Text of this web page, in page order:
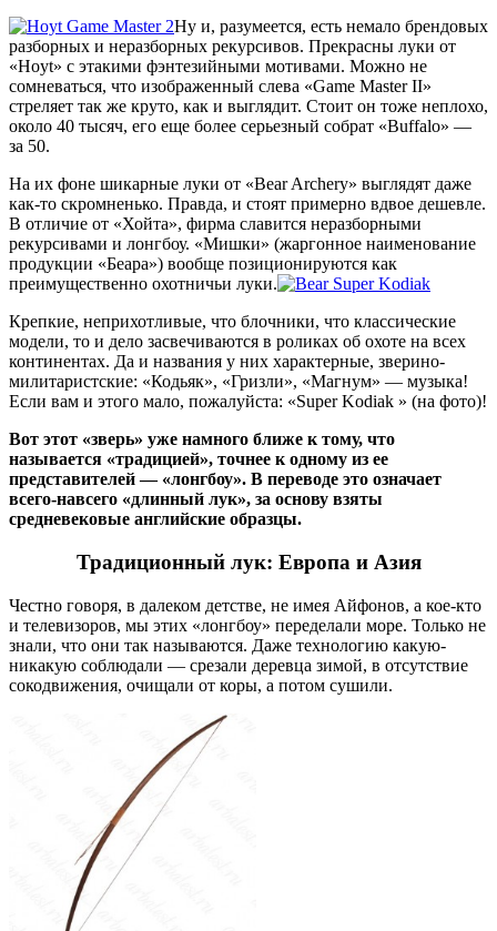
Ну и, разумеется, есть немало брендовых
разборных и неразборных рекурсивов. Прекрасны луки от
«Hoyt» с этакими фэнтезийными мотивами. Можно не
сомневаться, что изображенный слева «Game Master II»
стреляет так же круто, как и выглядит. Стоит он тоже неплохо,
около 40 тысяч, его еще более серьезный собрат «Buffalo» —
за 50.
На их фоне шикарные луки от «Bear Archery» выглядят даже
как-то скромненько. Правда, и стоят примерно вдвое дешевле.
В отличие от «Хойта», фирма славится неразборными
рекурсивами и лонгбоу. «Мишки» (жаргонное наименование
продукции «Беара») вообще позиционируются как
преимущественно охотничьи луки.
Крепкие, неприхотливые, что блочники, что классические
модели, то и дело засвечиваются в роликах об охоте на всех
континентах. Да и названия у них характерные, зверино-
милитаристские: «Кодьяк», «Гризли», «Магнум» — музыка!
Если вам и этого мало, пожалуйста: «Super Kodiak » (на фото)!
Вот этот «зверь» уже намного ближе к тому, что
называется «традицией», точнее к одному из ее
представителей — «лонгбоу». В переводе это означает
всего-навсего «длинный лук», за основу взяты
средневековые английские образцы.
Традиционный лук: Европа и Азия
Честно говоря, в далеком детстве, не имея Айфонов, а кое-кто
и телевизоров, мы этих «лонгбоу» переделали море. Только не
знали, что они так называются. Даже технологию какую-
никакую соблюдали — срезали деревца зимой, в отсутствие
сокодвижения, очищали от коры, а потом сушили.